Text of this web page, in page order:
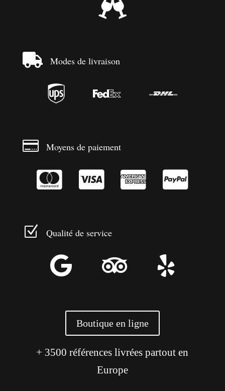

 Modes de livraison
  
 Moyens de paiement
   
Z Qualité de service
  
Boutique en ligne
+ 3500 références livrées partout en
Europe